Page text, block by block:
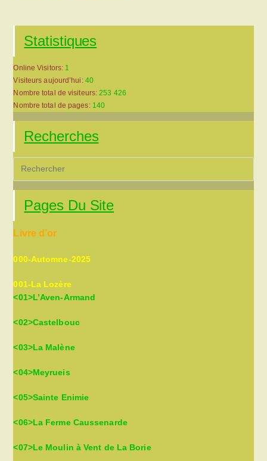
Statistiques
Online Visitors: 1
Visiteurs aujourd’hui: 40
Nombre total de visiteurs:253 426
Nombre total de pages: 140
Recherches
Pages Du Site
Livre d’or
000-Automne-2025
001-La Lozère
<01>L’Aven-Armand
<02>Castelbouc
<03>La Malène
<04>Meyrueis
<05>Sainte Enimie
<06>La Ferme Caussenarde
<07>Le Moulin à Vent de La Borie